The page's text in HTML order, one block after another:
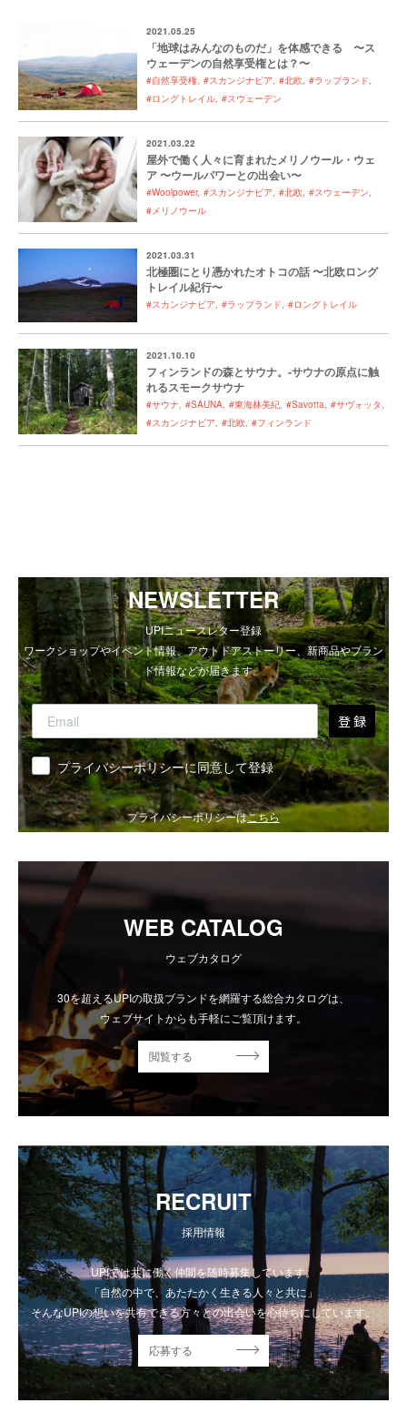
2021.05.25
「地球はみんなのものだ」を体感できる 〜ス
ウェーデンの自然享受権とは？〜
#自然享受権 #スカンジナビア #北欧 #ラップランド
#ロングトレイル #スウェーデン
2021.03.22
屋外で働く人々に育まれたメリノウール・ウェ
ア 〜ウールパワーとの出会い〜
#Woolpower #スカンジナビア #北欧 #スウェーデン
#メリノウール
2021.03.31
北極圏にとり憑かれたオトコの話 〜北欧ロング
トレイル紀行〜
#スカンジナビア #ラップランド #ロングトレイル
2021.10.10
フィンランドの森とサウナ。-サウナの原点に触
れるスモークサウナ
#サウナ #SAUNA #東海林美紀 #Savotta #サヴォッタ
#スカンジナビア #北欧 #フィンランド
NEWSLETTER
UPIニュースレター登録
ワークショップやイベント情報、アウトドアストーリー、新商品やブラン
ド情報などが届きます。
登 録
同意 プライバシーポリシーに同意して登録
プライバシーポリシーはこちら
WEB CATALOG
ウェブカタログ
30を超えるUPIの取扱ブランドを網羅する総合カタログは、
ウェブサイトからも手軽にご覧頂けます。
閲覧する
RECRUIT
採用情報
UPIでは共に働く仲間を随時募集しています。
「自然の中で、あたたかく生きる人々と共に」
そんなUPIの想いを共有できる方々との出会いを心待ちにしています。
応募する